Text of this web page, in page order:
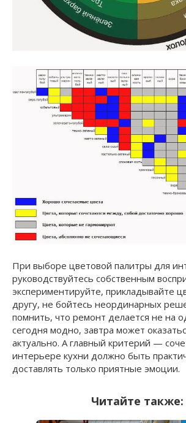
При выборе цветовой палитры для
руководствуйтесь собственным
экспериментируйте, прикладывайте
другу, не бойтесь неординарных
помнить, что ремонт делается не на
сегодня модно, завтра может
актуально. А главный критерий —
интерьере кухни должно быть
доставлять только приятные эмоции.
Читайте также: